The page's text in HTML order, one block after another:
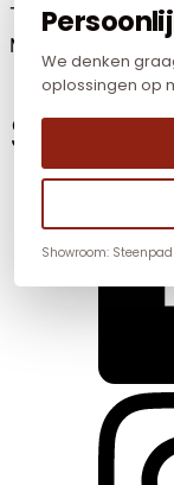
Tel: +31(0)168-
Mail:
Social
We denken
oplossingen op
Showroom: Steenpad